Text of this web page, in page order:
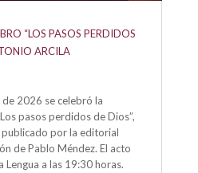
“LOS PASOS PERDIDOS
ARCILA
2026 se celebró la
pasos perdidos de Dios”,
por la editorial
de Pablo Méndez. El acto
Lengua a las 19:30 horas.